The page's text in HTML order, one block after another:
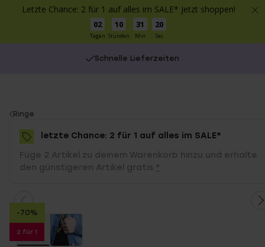
Letzte Chance: 2 für 1 auf alles im SALE* Jetzt shoppen!
02
Tagen
10
Stunden
31
Min
20
Sec
Schnelle Lieferzeiten
You
are
here:
Ringe
letzte Chance: 2 für 1 auf alles im SALE*
Füge 2 Artikel zu deinem Warenkorb hinzu und erhalte
den günstigeren Artikel gratis. *
-70%
2 für 1